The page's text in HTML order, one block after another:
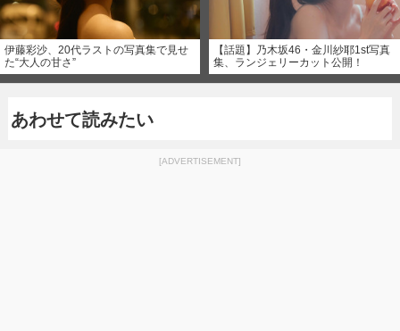
伊藤彩沙、20代ラストの写真集で見せ
た“大人の甘さ”
【話題】乃木坂46・金川紗耶1st写真
集、ランジェリーカット公開！
あわせて読みたい
[ADVERTISEMENT]